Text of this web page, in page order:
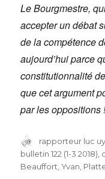
Le Bourgmestre,
accepter un débat
de la compétence
aujourd’hui parce
constitutionnalité
que cet argument
par les oppositions
Auteur
rapporteur luc
bulletin 122 (1-3 2018)
Beauffort, Yvan